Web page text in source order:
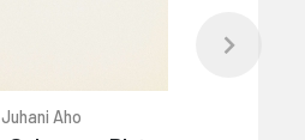
Juhani Aho